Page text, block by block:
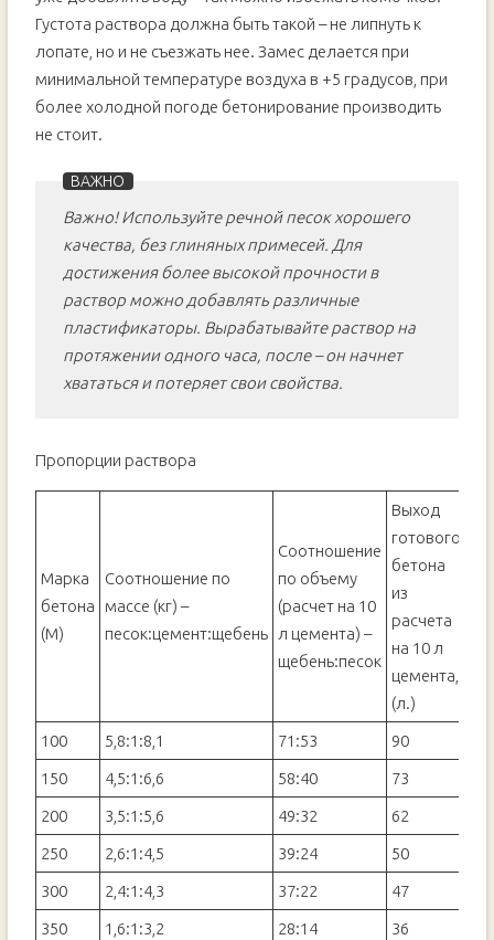
Густота раствора должна быть такой – не липнуть к
лопате, но и не съезжать нее. Замес делается при
минимальной температуре воздуха в +5 градусов, при
более холодной погоде бетонирование производить
не стоит.
Важно! Используйте речной песок хорошего
качества, без глиняных примесей. Для
достижения более высокой прочности в
раствор можно добавлять различные
пластификаторы. Вырабатывайте раствор на
протяжении одного часа, после – он начнет
хвататься и потеряет свои свойства.
Пропорции раствора
Марка
бетона
(М)
Соотношение по
массе (кг) –
песок:цемент:щебень
Соотношение
по объему
(расчет на 10
л цемента) –
щебень:песок
Выход
готового
бетона
из
расчета
на 10 л
цемента,
(л.)
100
5,8:1:8,1 71:53
90
150
4,5:1:6,6 58:40
73
200
3,5:1:5,6 49:32
62
250
2,6:1:4,5 39:24
50
300
2,4:1:4,3 37:22
47
350
1,6:1:3,2 28:14
36